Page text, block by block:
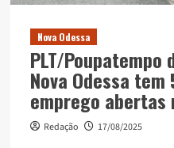
Nova Odessa
PLT/
Nova Odessa
emprego abertas
Redação 17/08/2025